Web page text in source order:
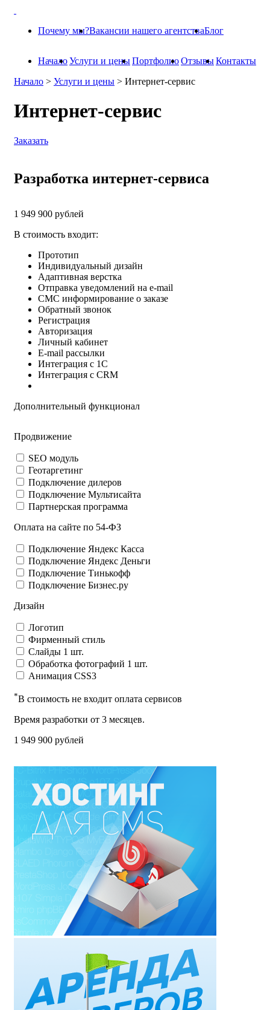
Почему мы?Вакансии нашего агентстваБлог
НачалоУслуги и ценыПортфолиоОтзывыКонтакты
Начало > Услуги и цены > Интернет-сервис
Интернет-сервис
Заказать
Разработка интернет-сервиса
1 949 900 рублей
В стоимость входит:
Прототип
Индивидуальный дизайн
Адаптивная верстка
Отправка уведомлений на e-mail
СМС информирование о заказе
Обратный звонок
Регистрация
Авторизация
Личный кабинет
E-mail рассылки
Интеграция с 1C
Интеграция с CRM
Дополнительный функционал
Продвижение
SEO модуль
Геотаргетинг
Подключение дилеров
Подключение Мультисайта
Партнерская программа
Оплата на сайте по 54-ФЗ
Подключение Яндекс Касса
Подключение Яндекс Деньги
Подключение Тинькофф
Подключение Бизнес.ру
Дизайн
Логотип
Фирменный стиль
Слайды 1 шт.
Обработка фотографий 1 шт.
Анимация CSS3
*В стоимость не входит оплата сервисов
Время разработки от 3 месяцев.
1 949 900 рублей